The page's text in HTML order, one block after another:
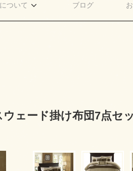
ついて ブログ
ェード掛け布団7点セ